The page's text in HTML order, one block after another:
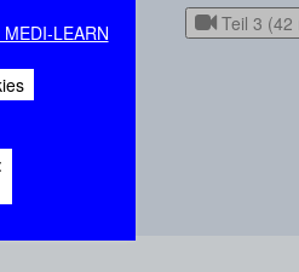
LEARN Teil 3 (42